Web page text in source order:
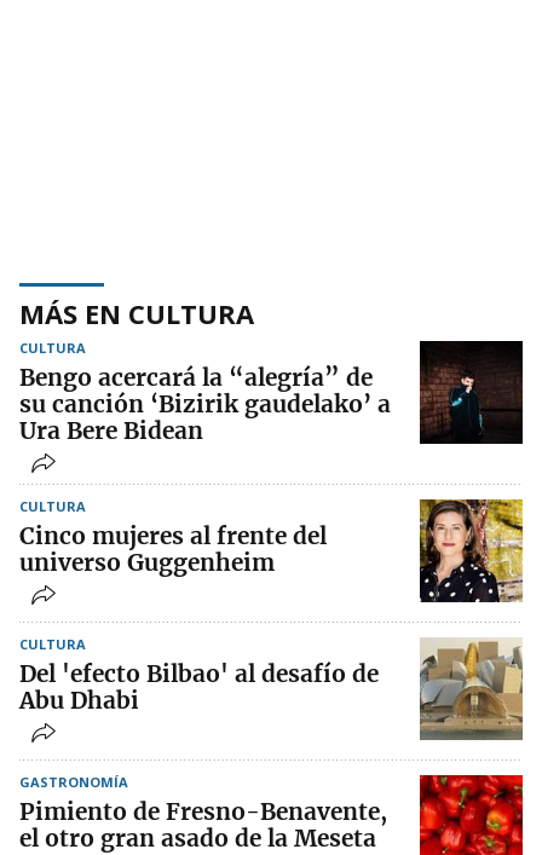
MÁS EN CULTURA
CULTURA
Bengo acercará la “alegría” de
su canción ‘Bizirik gaudelako’ a
Ura Bere Bidean
CULTURA
Cinco mujeres al frente del
universo Guggenheim
CULTURA
Del 'efecto Bilbao' al desafío de
Abu Dhabi
GASTRONOMÍA
Pimiento de Fresno-Benavente,
el otro gran asado de la Meseta